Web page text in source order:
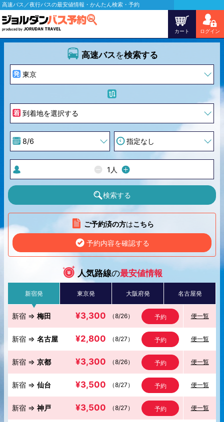
高速バス／夜行バスの最安値情報・かんたん検索・予約
カート ログイン
高速バスを検索する
1 人
検索する
ご予約済の方はこちら
予約内容を確認する
人気路線の最安値情報
新宿発
新宿 ⇒ 梅田 ¥3,300 （8/26） 予約 便一覧
新宿 ⇒ 名古屋 ¥2,800 （8/27） 予約 便一覧
新宿 ⇒ 京都 ¥3,300 （8/26） 予約 便一覧
新宿 ⇒ 仙台 ¥3,500 （8/27） 予約 便一覧
新宿 ⇒ 神戸 ¥3,500 （8/27） 予約 便一覧
東京発 大阪府発 名古屋発